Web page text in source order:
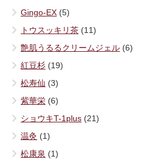
Gingo-EX (5)
トウスッキリ茶 (11)
艶肌うるるクリームジェル (6)
紅豆杉 (19)
松寿仙 (3)
紫華栄 (6)
ショウキT-1plus (21)
温灸 (1)
松康泉 (1)